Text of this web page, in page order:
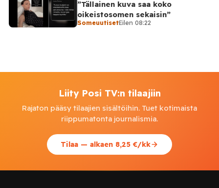
”Tällainen kuva saa koko
oikeistosomen sekaisin”
SomeuutisetEilen 08:22
Liity Posi TV:n tilaajiin
Rajaton pääsy tilaajien sisältöihin. Tuet kotimaista
riippumatonta journalismia.
Tilaa — alkaen 8,25 €/kk